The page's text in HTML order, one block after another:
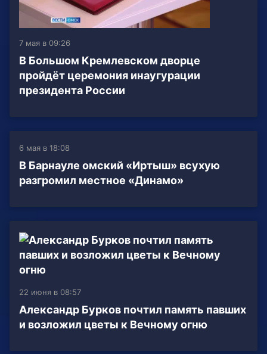
7 мая в 09:26
В Большом Кремлевском дворце
пройдёт церемония инаугурации
президента России
6 мая в 18:08
В Барнауле омский «Иртыш» всухую
разгромил местное «Динамо»
22 июня в 08:57
Александр Бурков почтил память павших
и возложил цветы к Вечному огню